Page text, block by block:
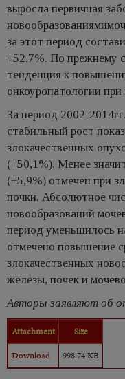
выросла первичная
за этот период
+52,7%. По прежнему
тенденция к
онкоуропатологии
За период 2002-
стабильный рост
злокачественных
(+50,1%). Менее
(+5,9%) отмечен при
почки. Абсолютное
новообразований
период уменьшилось
отмечено повышение
злокачественных
железы, почек и
Авторы заявляют об
Attachment
Size
Download
998.74 KB